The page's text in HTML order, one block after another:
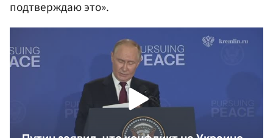
подтверждаю это».